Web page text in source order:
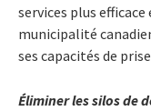
services plus efficace
municipalité
ses capacités de
Éliminer les silos de